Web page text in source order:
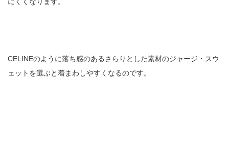
にくくなります。
CELINEのように落ち感のあるさらりとした素材のジャージ・スウ
ェットを選ぶと着まわしやすくなるのです。